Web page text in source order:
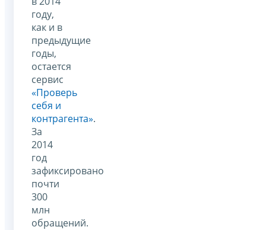
году,
как и в
предыдущие
годы,
остается
сервис
«Проверь
себя и
контрагента».
За
2014
год
зафиксировано
почти
300
млн
обращений.